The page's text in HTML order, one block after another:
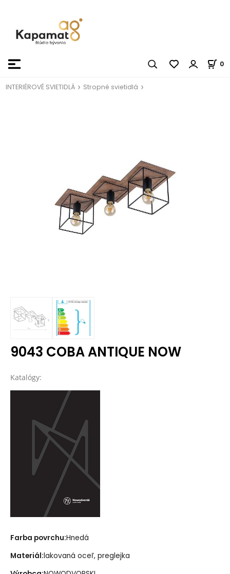
0
INTERIÉROVÉ SVIETIDLÁ Stropné svietidlá
9043 COBA ANTIQUE NOW
Katalógy:
Farba povrchu:Hnedá
Materiál:lakovaná oceľ, preglejka